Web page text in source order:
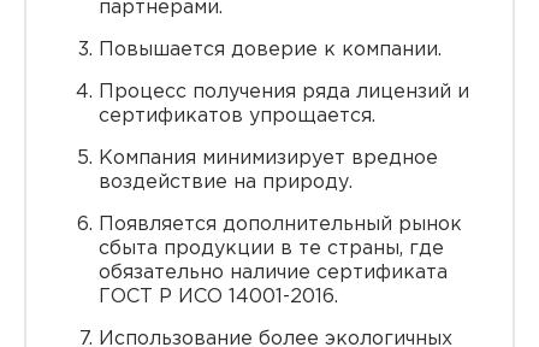
партнерами.
Повышается доверие к компании.
Процесс получения ряда лицензий и
сертификатов упрощается.
Компания минимизирует вредное
воздействие на природу.
Появляется дополнительный рынок
сбыта продукции в те страны, где
обязательно наличие сертификата
ГОСТ Р ИСО 14001-2016.
Использование более экологичных